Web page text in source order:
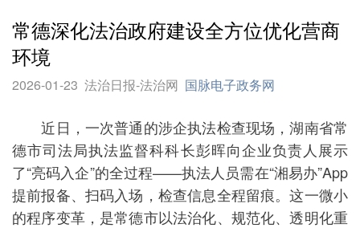
常德深化法治政府建设全方位优化营商
环境
2026-01-23 法治日报-法治网 国脉电子政务网
近日，一次普通的涉企执法检查现场，湖南省常
德市司法局执法监督科科长彭晖向企业负责人展示
了“亮码入企”的全过程——执法人员需在“湘易办”App
提前报备、扫码入场，检查信息全程留痕。这一微小
的程序变革，是常德市以法治化、规范化、透明化重